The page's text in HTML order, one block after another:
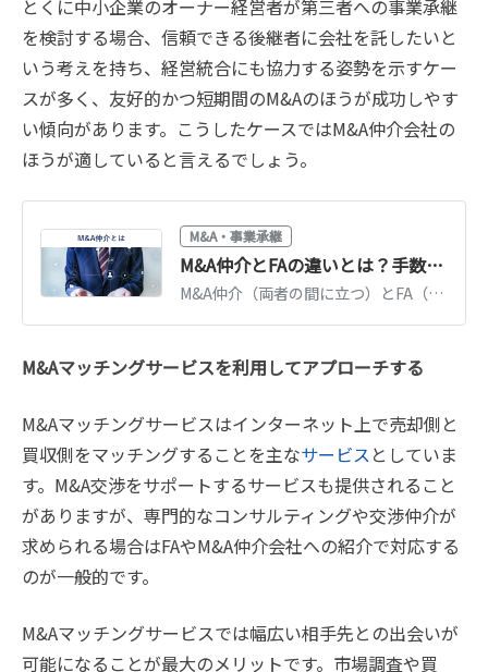
とくに中小企業のオーナー経営者が第三者への事業承継
を検討する場合、信頼できる後継者に会社を託したいと
いう考えを持ち、経営統合にも協力する姿勢を示すケー
スが多く、友好的かつ短期間のM&Aのほうが成功しやす
い傾向があります。こうしたケースではM&A仲介会社の
ほうが適していると言えるでしょう。
M&A・事業承継
M&A仲介とFAの違いとは？手数料・立場・選び方を図解で解説【2026年版】
M&A仲介（両者の間に立つ）とFA（一方の代理人）の違いを図解で比較。手数料体系、メリット・デメリット、自社の規模・目的に合う選び方を解説します。
M&Aマッチングサービスを利用してアプローチする
M&Aマッチングサービスはインターネット上で売却側と
買収側をマッチングすることを主なサービスとしていま
す。M&A交渉をサポートするサービスも提供されること
がありますが、専門的なコンサルティングや交渉仲介が
求められる場合はFAやM&A仲介会社への紹介で対応する
のが一般的です。
M&Aマッチングサービスでは幅広い相手先との出会いが
可能になることが最大のメリットです。市場調査や買